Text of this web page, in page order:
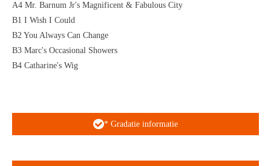
A4 Mr. Barnum Jr's Magnificent & Fabulous City
B1 I Wish I Could
B2 You Always Can Change
B3 Marc's Occasional Showers
B4 Catharine's Wig
* Gradatie informatie